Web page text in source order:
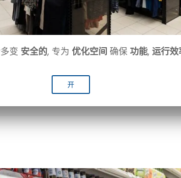
变 安全的, 专为 优化空间 确保 功能, 运行效
开